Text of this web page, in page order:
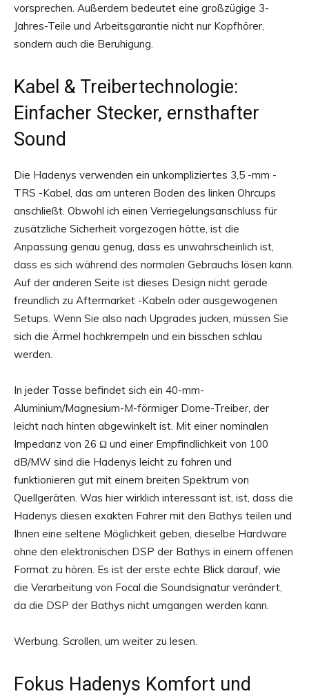
vorsprechen. Außerdem bedeutet eine großzügige 3-
Jahres-Teile und Arbeitsgarantie nicht nur Kopfhörer,
sondern auch die Beruhigung.
Kabel & Treibertechnologie:
Einfacher Stecker, ernsthafter
Sound
Die Hadenys verwenden ein unkompliziertes 3,5 -mm -
TRS -Kabel, das am unteren Boden des linken Ohrcups
anschließt. Obwohl ich einen Verriegelungsanschluss für
zusätzliche Sicherheit vorgezogen hätte, ist die
Anpassung genau genug, dass es unwahrscheinlich ist,
dass es sich während des normalen Gebrauchs lösen kann.
Auf der anderen Seite ist dieses Design nicht gerade
freundlich zu Aftermarket -Kabeln oder ausgewogenen
Setups. Wenn Sie also nach Upgrades jucken, müssen Sie
sich die Ärmel hochkrempeln und ein bisschen schlau
werden.
In jeder Tasse befindet sich ein 40-mm-
Aluminium/Magnesium-M-förmiger Dome-Treiber, der
leicht nach hinten abgewinkelt ist. Mit einer nominalen
Impedanz von 26 Ω und einer Empfindlichkeit von 100
dB/MW sind die Hadenys leicht zu fahren und
funktionieren gut mit einem breiten Spektrum von
Quellgeräten. Was hier wirklich interessant ist, ist, dass die
Hadenys diesen exakten Fahrer mit den Bathys teilen und
Ihnen eine seltene Möglichkeit geben, dieselbe Hardware
ohne den elektronischen DSP der Bathys in einem offenen
Format zu hören. Es ist der erste echte Blick darauf, wie
die Verarbeitung von Focal die Soundsignatur verändert,
da die DSP der Bathys nicht umgangen werden kann.
Werbung. Scrollen, um weiter zu lesen.
Fokus Hadenys Komfort und